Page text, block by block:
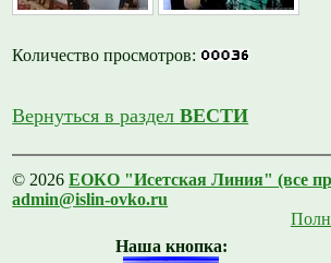
Количество просмотров:
Вернуться в разделВЕСТИ
© 2026ЕОКО "Исетская Линия" (все
admin@islin-ovko.ru
Наша кнопка: